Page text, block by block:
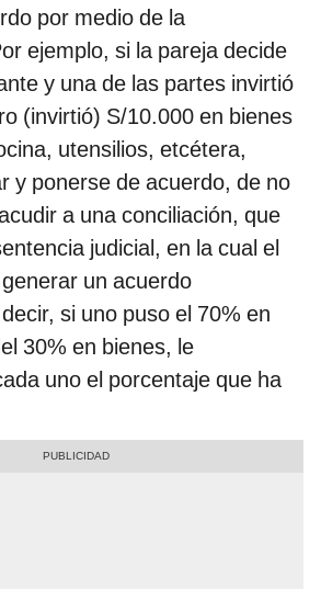
por medio de la
ejemplo, si la pareja decide
y una de las partes invirtió
(invirtió) S/10.000 en bienes
utensilios, etcétera,
y ponerse de acuerdo, de no
a una conciliación, que
judicial, en la cual el
un acuerdo
si uno puso el 70% en
30% en bienes, le
uno el porcentaje que ha